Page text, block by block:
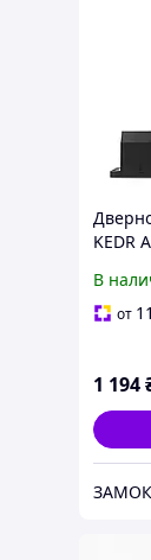
KEDR
В
от
1 194